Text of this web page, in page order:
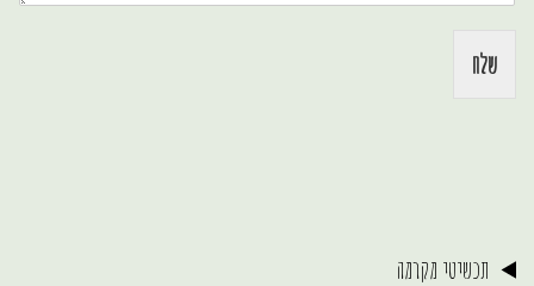
שלח
תכשיטי מקרמה